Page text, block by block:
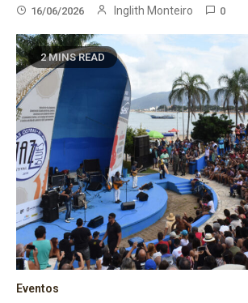
16/06/2026 Inglith Monteiro 0
2 MINS READ
Eventos